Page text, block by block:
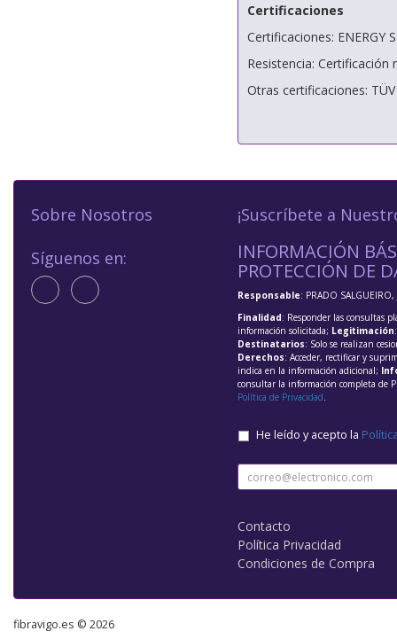
Certificaciones
Certificaciones: ENERGY
Resistencia: Certificación
Otras certificaciones:
Sobre Nosotros
Síguenos en:
¡Suscríbete a
INFORMACIÓN
PROTECCIÓN DE
Responsable: PRADO SALGUEIRO,
Finalidad: Responder las consultas
información solicitada; Legitimación
Destinatarios: Solo se realizan
Derechos: Acceder, rectificar y
indica en la información adicional;
consultar la información completa de
Política de Privacidad.
He leído y acepto la
Contacto
Política Privacidad
Condiciones de Compra
fibravigo.es © 2026